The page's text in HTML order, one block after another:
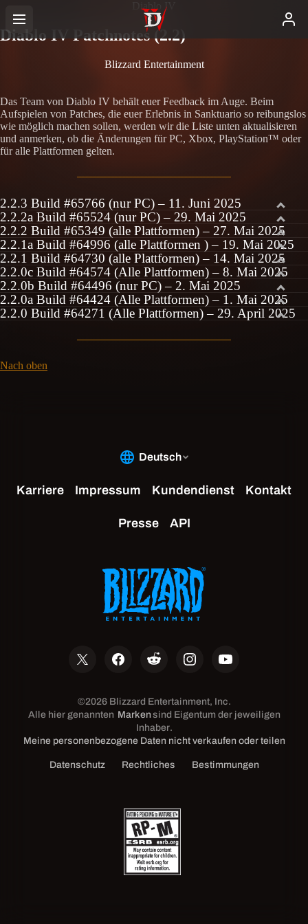
Diablo IV
Diablo IV Patchnotes (2.2)
Blizzard Entertainment
Das Team von Diablo IV behält euer Feedback im Auge. Beim
Aufspielen von Patches, die euer Erlebnis in Sanktuario so reibungslos
wie möglich machen sollen, werden wir die Liste unten aktualisieren
und anmerken, ob die Änderungen für PC, Xbox, PlayStation™ oder
für alle Plattformen gelten.
2.2.3 Build #65766 (nur PC) – 11. Juni 2025
2.2.2a Build #65524 (nur PC) – 29. Mai 2025
2.2.2 Build #65349 (alle Plattformen) – 27. Mai 2025
2.2.1a Build #64996 (alle Plattformen ) – 19. Mai 2025
2.2.1 Build #64730 (alle Plattformen) – 14. Mai 2025
2.2.0c Build #64574 (Alle Plattformen) – 8. Mai 2025
2.2.0b Build #64496 (nur PC) – 2. Mai 2025
2.2.0a Build #64424 (Alle Plattformen) – 1. Mai 2025
2.2.0 Build #64271 (Alle Plattformen) – 29. April 2025
Nach oben